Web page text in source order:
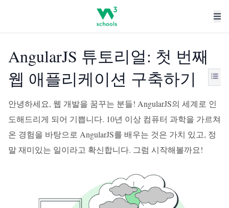
AngularJS 튜토리얼: 첫 번째
웹 애플리케이션 구축하기
안녕하세요, 웹 개발을 꿈꾸는 분들! AngularJS의 세계로 인
도해드리게 되어 기쁩니다. 10년 이상 컴퓨터 과학을 가르쳐
온 경험을 바탕으로 AngularJS를 배우는 것은 가치 있고, 정
말 재미있는 일이라고 확신합니다. 그럼 시작해볼까요!